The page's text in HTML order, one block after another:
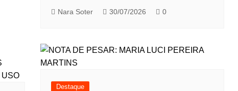
Nara Soter 30/07/2026 0
Destaque